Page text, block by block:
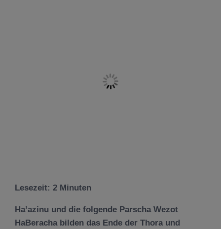
Lesezeit: 2 Minuten
Ha’azinu und die folgende Parscha Wezot
HaBeracha bilden das Ende der Thora und